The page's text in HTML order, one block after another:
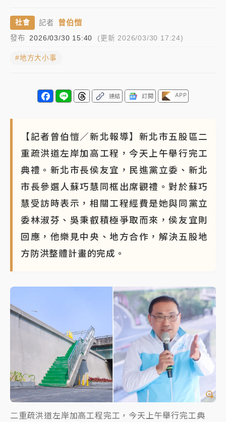
故宮《龍藏經》特展第2檔！今線上預約開賣一度塞車
周六起展出延長至晚上7時
押庭
雨熱區曝
社會 記者 曾伯愷
發布 2026/03/30 15:40 (更新 2026/03/30 17:24)
#地方大小事
連結 訂閱 APP
【記者曾伯愷／新北報導】新北市五股區二
重疏洪道左岸加高工程，今天上午舉行完工
典禮。新北市長侯友宜，民進黨立委、新北
市長參選人蘇巧慧同框出席觀禮。對於蘇巧
慧受訪時表示，相關工程經費是她與同黨立
委林淑芬、吳秉叡積極爭取而來，侯友宜則
回應，他樂見中央、地方合作，解決五股地
方防洪整體計畫的完成。
二重疏洪道左岸加高工程完工，今天上午舉行完工典